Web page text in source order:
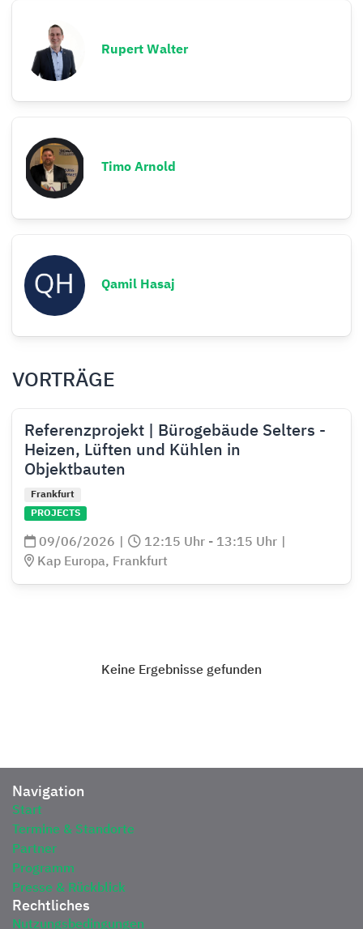
Rupert Walter
Timo Arnold
Qamil Hasaj
VORTRÄGE
Referenzprojekt | Bürogebäude Selters -
Heizen, Lüften und Kühlen in
Objektbauten
Frankfurt
PROJECTS
09/06/2026 12:15 Uhr - 13:15 Uhr
Kap Europa, Frankfurt
Keine Ergebnisse gefunden
Navigation
Start
Termine & Standorte
Partner
Programm
Presse & Rückblick
Rechtliches
Nutzungsbedingungen